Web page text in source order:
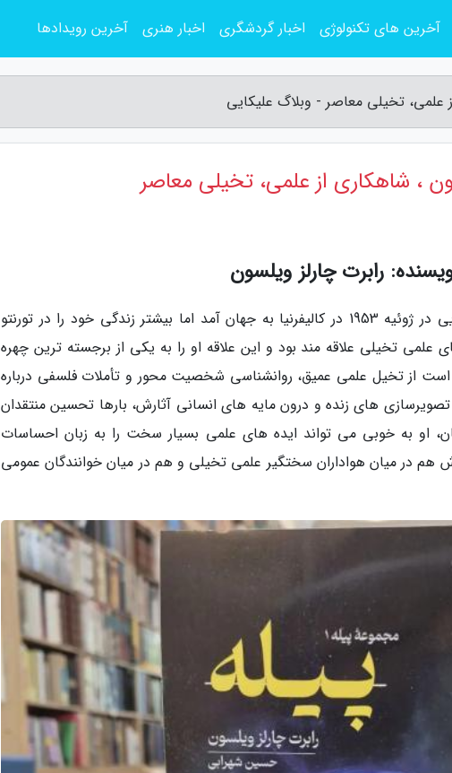
رابرت چارلز ویلسون
رابرت چارلز ویلسون نویسنده سرشناس کانادایی در ژوئیه 1953 در کالیفرنیا به جهان آمد اما بیشتر زندگی خود را در تورنتو
علمی تخیلی علاقه مند بود و این علاقه او را به یکی از برجسته ترین چهره
است از تخیل علمی عمیق، روانشناسی شخصیت محور و تأملات فلسفی درباره
های زنده و درون مایه های انسانی آثارش، بارها تحسین منتقدان
او به خوبی می تواند ایده های علمی بسیار سخت را به زبان احساسات
هم در میان هواداران سختگیر علمی تخیلی و هم در میان خوانندگان عمومی
آخرین های تکنولوژی اخبار گردشگری اخبار هنری آخرین رویدادها